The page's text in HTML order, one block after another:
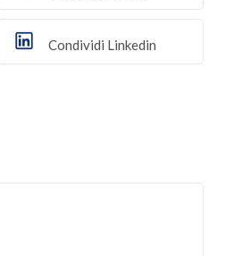
Condividi Linkedin